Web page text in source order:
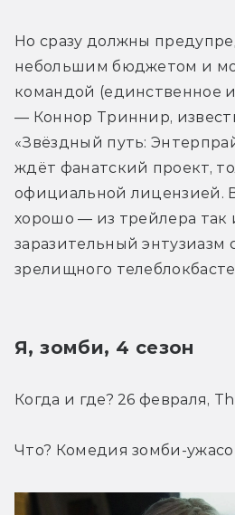
Но сразу должны
небольшим бюджетом и
командой (единственное
— Коннор Триннир,
«Звёздный путь:
ждёт фанатский проект,
официальной лицензией.
хорошо — из трейлера
заразительный энтузиазм
зрелищного
Я, зомби, 4 сезон
Когда и где? 26 февраля,
Что? Комедия зомби-